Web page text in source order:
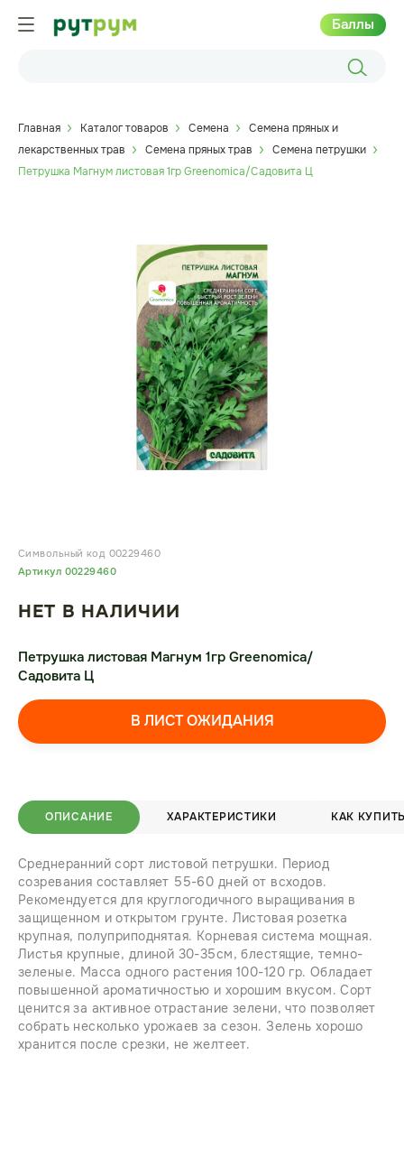
Баллы
Главная Каталог товаров Семена
Семена пряных и
лекарственных трав
Семена пряных трав
Семена петрушки
Петрушка Магнум листовая 1гр Greenomica/Садовита Ц
ОПИСАНИЕ ХАРАКТЕРИСТИКИ КАК
Среднеранний сорт листовой петрушки. Период
созревания составляет 55-60 дней от всходов.
Рекомендуется для круглогодичного выращивания в
защищенном и открытом грунте. Листовая розетка
крупная, полуприподнятая. Корневая система мощная.
Листья крупные, длиной 30-35см, блестящие, темно-
зеленые. Масса одного растения 100-120 гр. Обладает
повышенной ароматичностью и хорошим вкусом. Сорт
ценится за активное отрастание зелени, что позволяет
собрать несколько урожаев за сезон. Зелень хорошо
хранится после срезки, не желтеет.
Символьный код 00229460
Артикул 00229460
НЕТ В НАЛИЧИИ
Петрушка листовая Магнум 1гр Greenomica/
Садовита Ц
В ЛИСТ ОЖИДАНИЯ